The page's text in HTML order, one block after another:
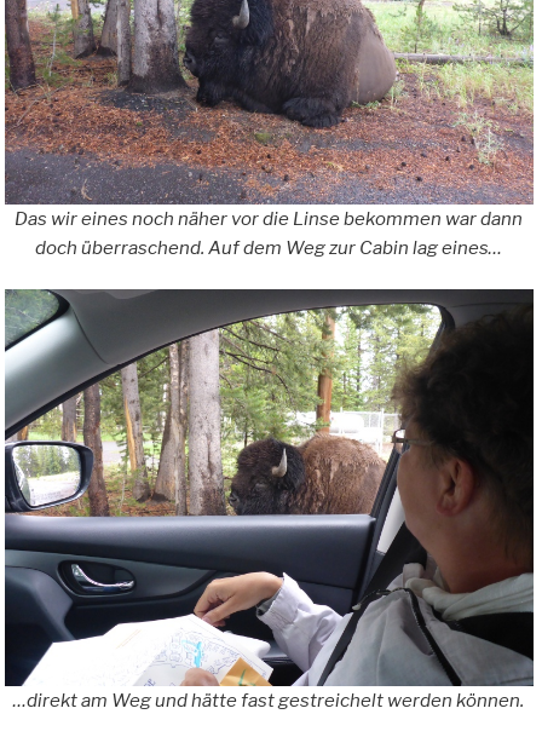
Das wir eines noch näher vor die Linse bekommen war dann
doch überraschend. Auf dem Weg zur Cabin lag eines…
…direkt am Weg und hätte fast gestreichelt werden können.